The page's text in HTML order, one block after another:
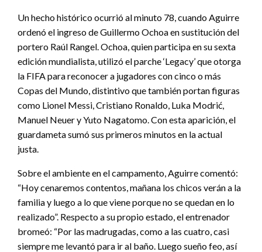
Un hecho histórico ocurrió al minuto 78, cuando Aguirre
ordenó el ingreso de Guillermo Ochoa en sustitución del
portero Raúl Rangel. Ochoa, quien participa en su sexta
edición mundialista, utilizó el parche ‘Legacy’ que otorga
la FIFA para reconocer a jugadores con cinco o más
Copas del Mundo, distintivo que también portan figuras
como Lionel Messi, Cristiano Ronaldo, Luka Modrić,
Manuel Neuer y Yuto Nagatomo. Con esta aparición, el
guardameta sumó sus primeros minutos en la actual
justa.
Sobre el ambiente en el campamento, Aguirre comentó:
“Hoy cenaremos contentos, mañana los chicos verán a la
familia y luego a lo que viene porque no se quedan en lo
realizado”. Respecto a su propio estado, el entrenador
bromeó: “Por las madrugadas, como a las cuatro, casi
siempre me levantó para ir al baño. Luego sueño feo, así